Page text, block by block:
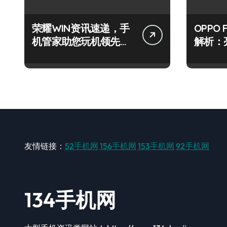
荣耀WIN资讯速递，手
机管家助您玩机领先一
OPPO
解析：
友情链接： 52手机网 156手机网 153手机网 92手机网
134手机网